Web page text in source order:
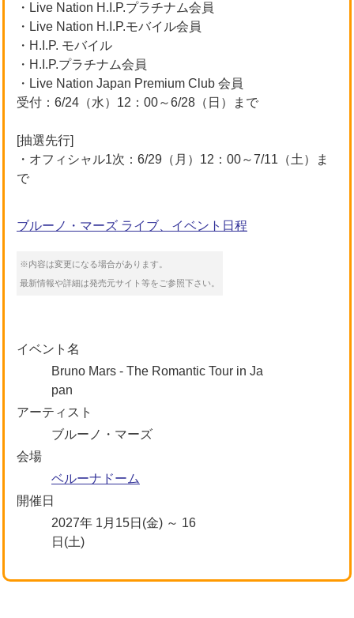
・Live Nation H.I.P.プラチナム会員
・Live Nation H.I.P.モバイル会員
・H.I.P. モバイル
・H.I.P.プラチナム会員
・Live Nation Japan Premium Club 会員
受付：6/24（水）12：00～6/28（日）まで
[抽選先行]
・オフィシャル1次：6/29（月）12：00～7/11（土）ま
で
ブルーノ・マーズ ライブ、イベント日程
※内容は変更になる場合があります。
最新情報や詳細は発売元サイト等をご参照下さい。
イベント名
Bruno Mars - The Romantic Tour in Ja
pan
アーティスト
ブルーノ・マーズ
会場
ベルーナドーム
開催日
2027年 1月15日(金) ～ 16
日(土)